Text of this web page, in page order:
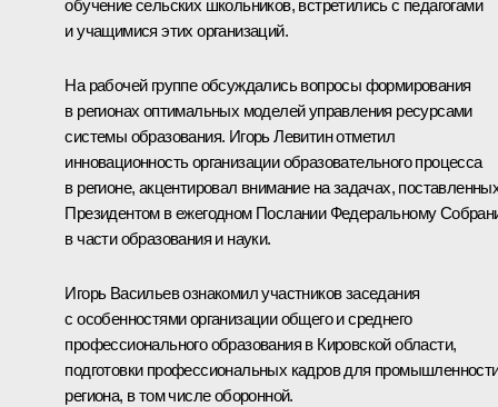
обучение сельских школьников, встретились с педагогами
и учащимися этих организаций.
На рабочей группе обсуждались вопросы формирования
в регионах оптимальных моделей управления ресурсами
системы образования. Игорь Левитин отметил
инновационность организации образовательного процесса
в регионе, акцентировал внимание на задачах,
Президентом в ежегодном Послании Федеральному
в части образования и науки.
Игорь Васильев ознакомил участников заседания
с особенностями организации общего и среднего
профессионального образования в Кировской области,
подготовки профессиональных кадров для
региона, в том числе оборонной.